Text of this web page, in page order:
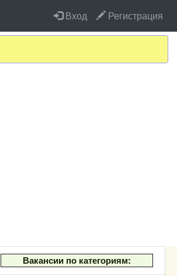
Вход Регистрация
Вакансии по категориям: